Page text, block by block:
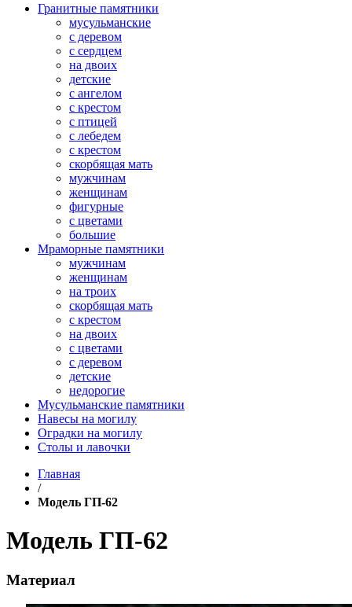
Гранитные памятники
мусульманские
с деревом
с сердцем
на двоих
детские
с ангелом
с крестом
с птицей
с лебедем
с крестом
скорбящая мать
мужчинам
женщинам
фигурные
с цветами
большие
Мраморные памятники
мужчинам
женщинам
на троих
скорбящая мать
с крестом
на двоих
с цветами
с деревом
детские
недорогие
Мусульманские памятники
Навесы на могилу
Оградки на могилу
Столы и лавочки
Главная
/
Модель ГП-62
Модель ГП-62
Материал